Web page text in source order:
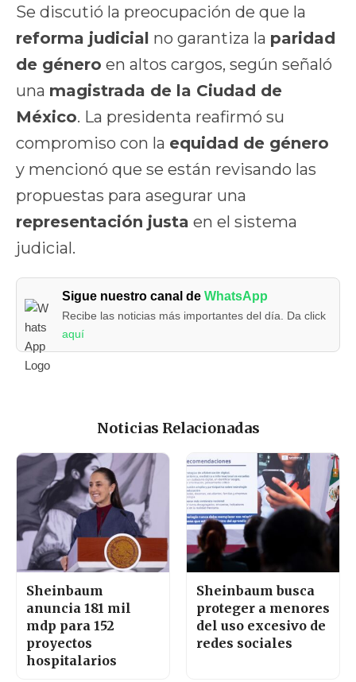
Se discutió la preocupación de que la
reforma judicial no garantiza la paridad
de género en altos cargos, según señaló
una magistrada de la Ciudad de
México. La presidenta reafirmó su
compromiso con la equidad de género
y mencionó que se están revisando las
propuestas para asegurar una
representación justa en el sistema
judicial.
Sigue nuestro canal deWhatsApp
Recibe las noticias más importantes del día. Da click
aquí
Noticias Relacionadas
Sheinbaum
anuncia 181 mil
mdp para 152
proyectos
hospitalarios
Sheinbaum busca
proteger a menores
del uso excesivo de
redes sociales